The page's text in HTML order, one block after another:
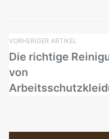
VORHERIGER ARTIKEL
Die richtige
von